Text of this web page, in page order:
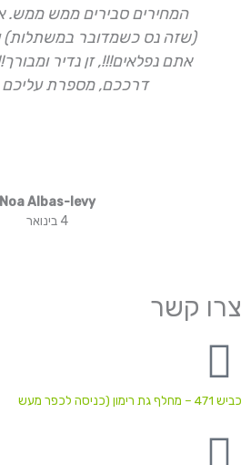
המחירים סבירים ממש ממש.
(שזה נס כשמדובר במשתלות)
אתם נפלאים!!!, זן נדיר
דרככם, מספרת
Noa Albas-levy
4 בינואר
צרו קשר
כביש 471 – מחלף גת רימון (כניסה לכפר מעש